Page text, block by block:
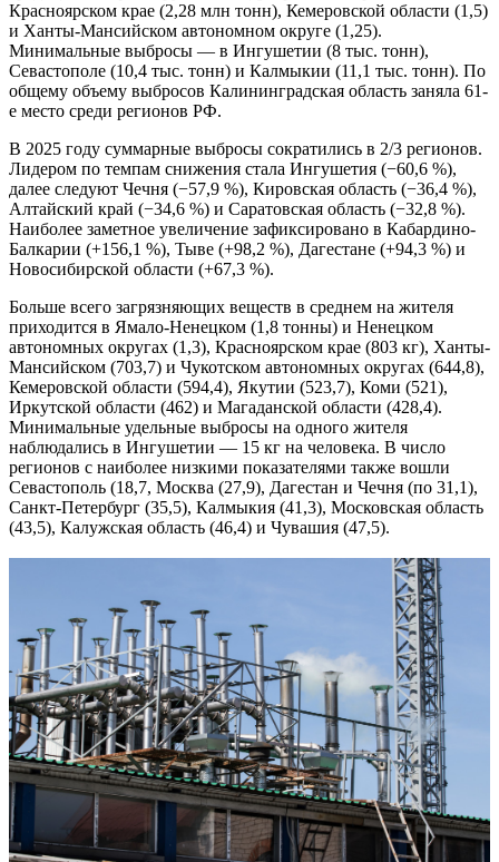
Красноярском крае (2,28 млн тонн), Кемеровской области (1,5)
и Ханты-Мансийском автономном округе (1,25).
Минимальные выбросы — в Ингушетии (8 тыс. тонн),
Севастополе (10,4 тыс. тонн) и Калмыкии (11,1 тыс. тонн). По
общему объему выбросов Калининградская область заняла 61-
е место среди регионов РФ.
В 2025 году суммарные выбросы сократились в 2/3 регионов.
Лидером по темпам снижения стала Ингушетия (−60,6 %),
далее следуют Чечня (−57,9 %), Кировская область (−36,4 %),
Алтайский край (−34,6 %) и Саратовская область (−32,8 %).
Наиболее заметное увеличение зафиксировано в Кабардино-
Балкарии (+156,1 %), Тыве (+98,2 %), Дагестане (+94,3 %) и
Новосибирской области (+67,3 %).
Больше всего загрязняющих веществ в среднем на жителя
приходится в Ямало-Ненецком (1,8 тонны) и Ненецком
автономных округах (1,3), Красноярском крае (803 кг), Ханты-
Мансийском (703,7) и Чукотском автономных округах (644,8),
Кемеровской области (594,4), Якутии (523,7), Коми (521),
Иркутской области (462) и Магаданской области (428,4).
Минимальные удельные выбросы на одного жителя
наблюдались в Ингушетии — 15 кг на человека. В число
регионов с наиболее низкими показателями также вошли
Севастополь (18,7, Москва (27,9), Дагестан и Чечня (по 31,1),
Санкт-Петербург (35,5), Калмыкия (41,3), Московская область
(43,5), Калужская область (46,4) и Чувашия (47,5).